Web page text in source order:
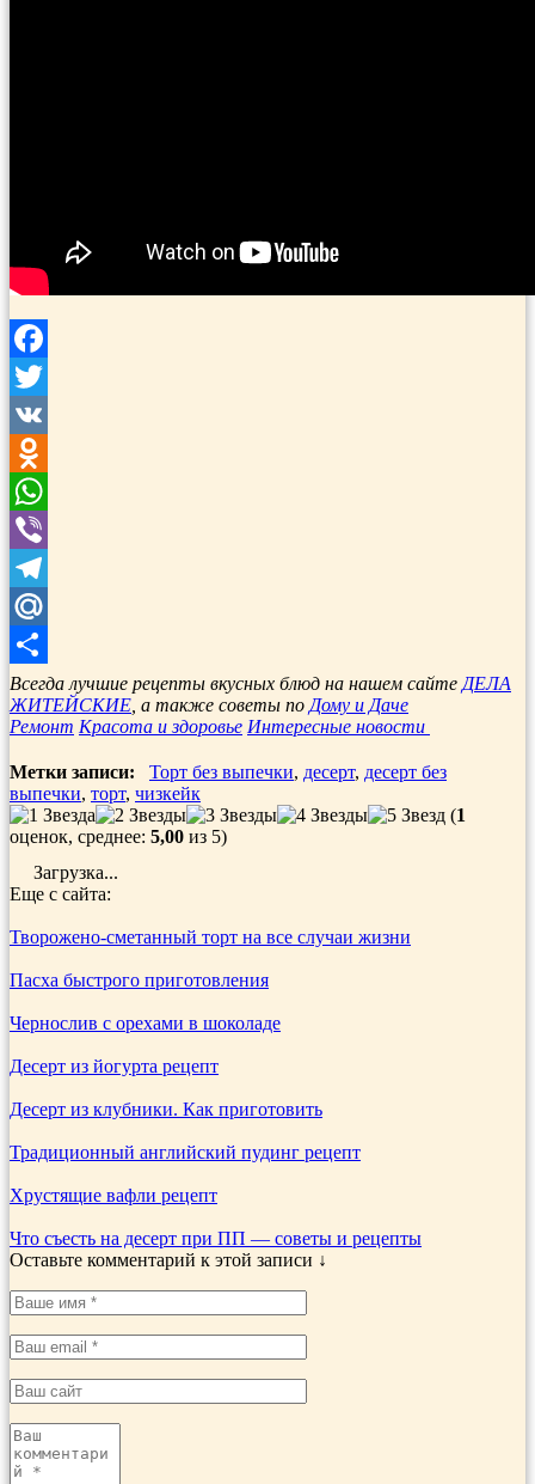
Facebook
Twitter
VK
Odnoklassniki
WhatsApp
Viber
Telegram
Mail.Ru
Отправить
Всегда лучшие рецепты вкусных блюд на нашем сайте ДЕЛА
ЖИТЕЙСКИЕ , а также советы по Дому и Даче
Ремонт Красота и здоровье Интересные новости
Метки записи: Торт без выпечки, десерт, десерт без
выпечки, торт, чизкейк
(1
оценок, среднее: 5,00 из 5)
Загрузка...
Еще с сайта:
Творожено-сметанный торт на все случаи жизни
Пасха быстрого приготовления
Чернослив с орехами в шоколаде
Десерт из йогурта рецепт
Десерт из клубники. Как приготовить
Традиционный английский пудинг рецепт
Хрустящие вафли рецепт
Что съесть на десерт при ПП — советы и рецепты
Оставьте комментарий к этой записи ↓